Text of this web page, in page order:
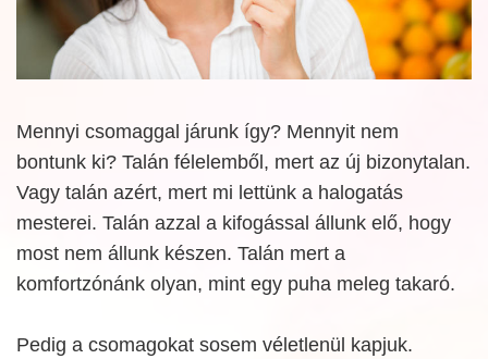
Mennyi csomaggal járunk így? Mennyit nem
bontunk ki? Talán félelemből, mert az új bizonytalan.
Vagy talán azért, mert mi lettünk a halogatás
mesterei. Talán azzal a kifogással állunk elő, hogy
most nem állunk készen. Talán mert a
komfortzónánk olyan, mint egy puha meleg takaró.
Pedig a csomagokat sosem véletlenül kapjuk.